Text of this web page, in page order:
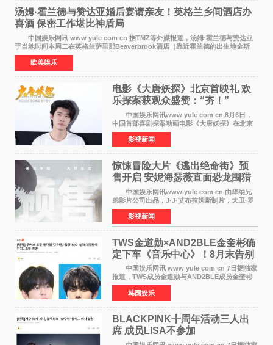
汤姆·霍兰德与赞达亚婚后宴请亲友！英格兰乡间酒店办
喜酒 保密工作堪比神盾局
中国娱乐网讯 www yule com cn 据TMZ等外媒报道，汤姆·霍兰德与赞达亚
于当地时间本周二在英格兰萨里郡Beaverbrook酒店（靠近霍兰德的出生地金斯
顿）举办婚宴，邀请家人与朋友们喝喜酒，庆祝
欧美娱乐
电影《大唐妖探》北京首映礼 欢
乐探案获观众盛赞：“夯！”
中国娱乐网讯www yule com cn 8月6日，
中国首部喜剧探案动画电影《大唐妖探》在北京
举办电影首映礼。导演程腾、联合导演黄珉、总
制片人曹紫建、制片人李莹莹，配音导演张喆，
对白指导程寅，领
影视新闻
惊悚冒险大片《逃出绝命街》预
售开启 安妮海瑟薇直面恐龙围猎
中国娱乐网讯www yule com cn 由华纳兄
弟影片公司出品，J·J·艾布拉姆斯制片，大卫·罗
伯特·米切尔执导，好莱坞巨星安妮·海瑟薇和伊万
·麦克格雷格领衔主演的2026暑期惊悚冒险大片
《逃出绝
影视新闻
TWS金道勋×AND2BLE金奎彬确
定下车《音乐中心》！8月末告别
MC席位
中国娱乐网讯 www yule com cn 7日据独家
报道，TWS成员金道勋与AND2BLE成员金奎彬
将于8月离开《音乐中心》MC的位置。 金道
勋与金奎彬于去年3月与H2H A-NA一起被选为
《音乐中心》MC，约1
韩国娱乐
BLACKPINK十周年活动三人出
席 成员LISA不参加